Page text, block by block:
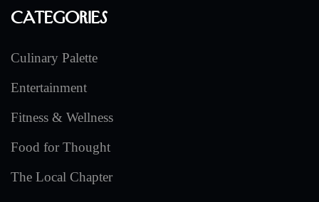
Categories
Culinary Palette
Entertainment
Fitness & Wellness
Food for Thought
The Local Chapter